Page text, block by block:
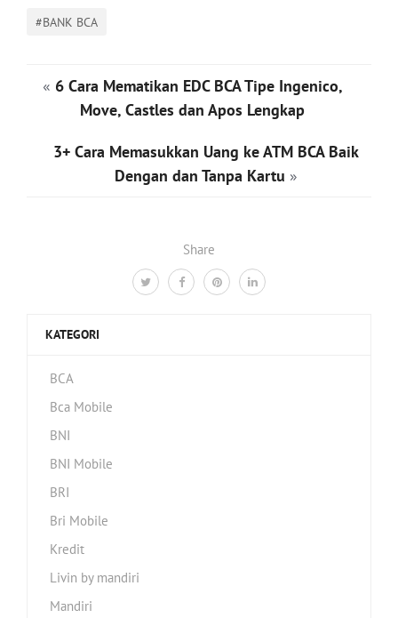
Share
#BANK BCA
« 6 Cara Mematikan EDC BCA Tipe Ingenico,
Move, Castles dan Apos Lengkap
3+ Cara Memasukkan Uang ke ATM BCA Baik
Dengan dan Tanpa Kartu »
KATEGORI
BCA
Bca Mobile
BNI
BNI Mobile
BRI
Bri Mobile
Kredit
Livin by mandiri
Mandiri